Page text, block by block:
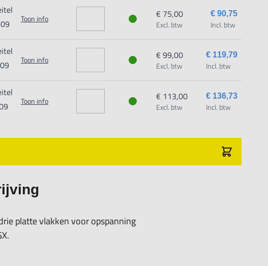
Toon info € 90,75
Incl. btw
€ 75,00
Excl. btw
Toon info € 119,79
Incl. btw
€ 99,00
Excl. btw
Toon info € 136,73
Incl. btw
€ 113,00
Excl. btw
platte vlakken voor opspanning